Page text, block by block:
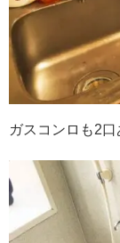
ガスコンロも2